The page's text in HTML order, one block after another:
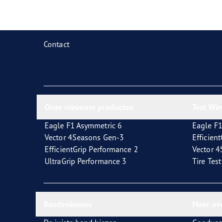
Contact
Eagle F1 Asymmetric 6
Vector 4Seasons Gen-3
EfficientGrip Performance 2
UltraGrip Performance 3
Eagle
Vector
Tire